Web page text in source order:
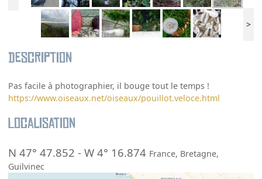
>
Description
Pas facile à photographier, il bouge tout le temps !
https://www.oiseaux.net/oiseaux/pouillot.veloce.html
Localisation
N 47° 47.852 -W 4° 16.874 France, Bretagne,
Guilvinec